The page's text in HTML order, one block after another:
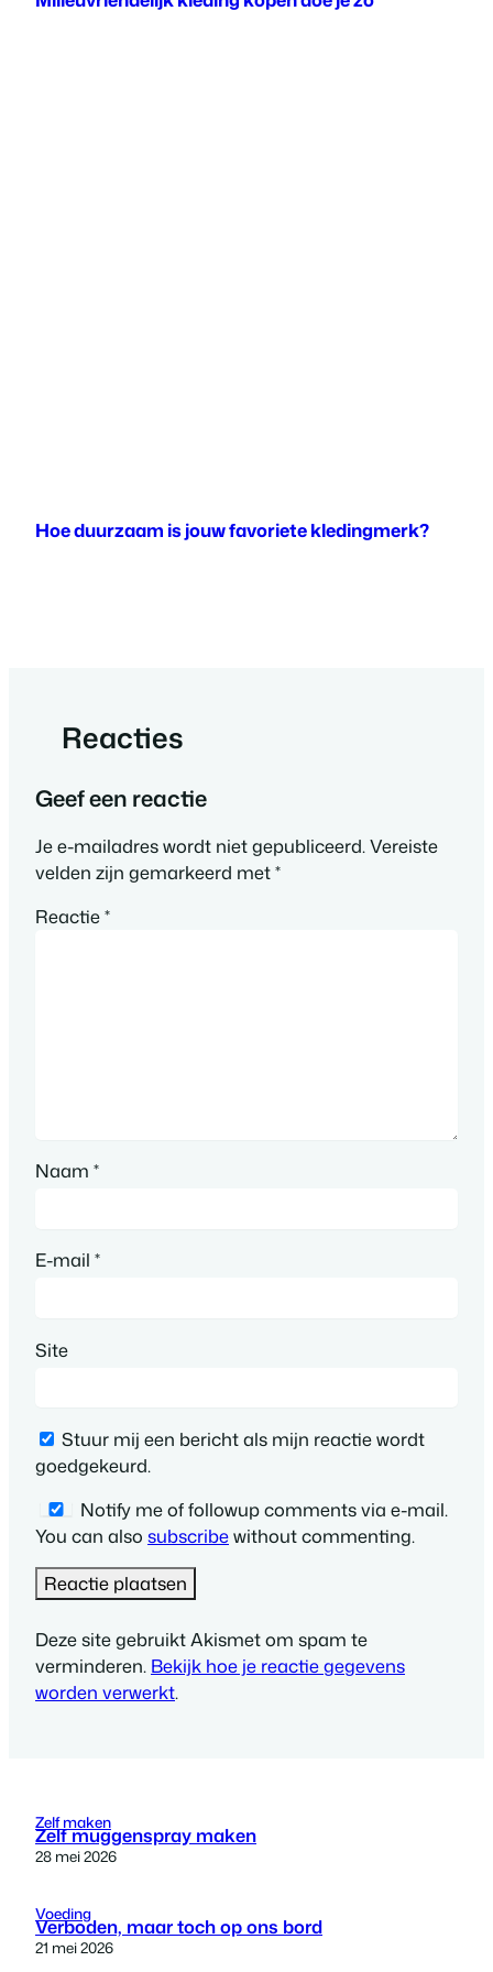
Hoe duurzaam is jouw favoriete kledingmerk?
Reacties
Geef een reactie
Je e-mailadres wordt niet gepubliceerd.Vereiste
velden zijn gemarkeerd met*
Reactie*
Naam *
E-mail *
Site
Stuur mij een bericht als mijn reactie wordt
goedgekeurd.
Notify me of followup comments via e-mail.
You can also subscribewithout commenting.
Deze site gebruikt Akismet om spam te
verminderen. Bekijk hoe je reactie gegevens
worden verwerkt.
Zelf maken
Zelf muggenspray maken
28 mei 2026
Voeding
Verboden, maar toch op ons bord
21 mei 2026